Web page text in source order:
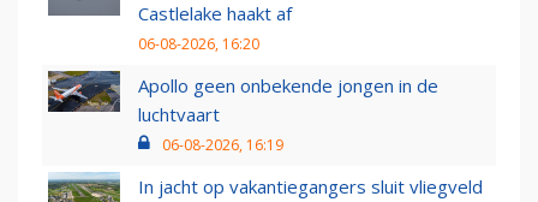
Castlelake haakt af
06-08-2026, 16:20
Apollo geen onbekende jongen in de
luchtvaart
06-08-2026, 16:19
In jacht op vakantiegangers sluit vliegveld